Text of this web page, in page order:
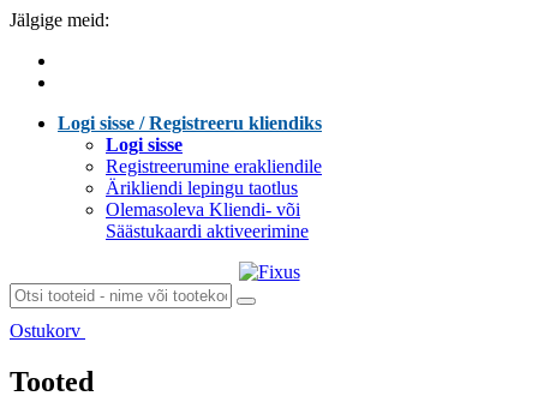
Jälgige meid:
Logi sisse / Registreeru kliendiks
Logi sisse
Registreerumine erakliendile
Ärikliendi lepingu taotlus
Olemasoleva Kliendi- või
Säästukaardi aktiveerimine
Ostukorv
Tooted